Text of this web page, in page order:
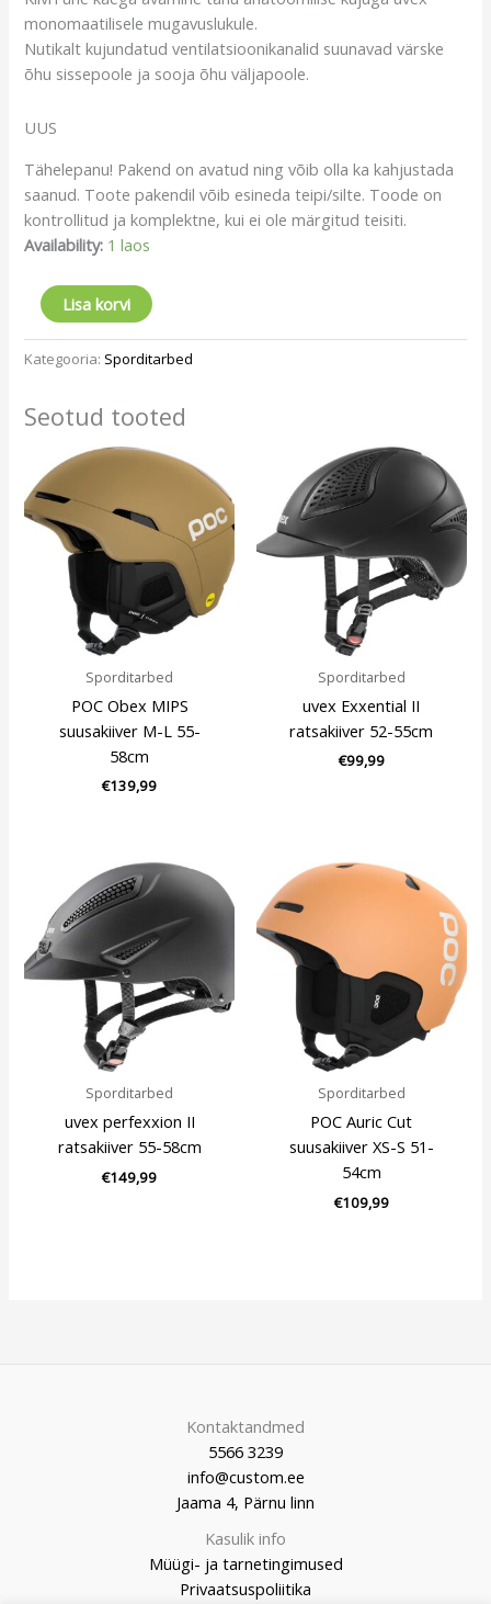
monomaatilisele mugavuslukule.
Nutikalt kujundatud ventilatsioonikanalid suunavad värske
õhu sissepoole ja sooja õhu väljapoole.
UUS
Tähelepanu! Pakend on avatud ning võib olla ka kahjustada
saanud. Toote pakendil võib esineda teipi/silte. Toode on
kontrollitud ja komplektne, kui ei ole märgitud teisiti.
Availability: 1 laos
Lisa korvi
Kategooria: Sporditarbed
Seotud tooted
Sporditarbed
POC Obex MIPS
suusakiiver M-L 55-
58cm
€139,99
Sporditarbed
uvex Exxential II
ratsakiiver 52-55cm
€99,99
Sporditarbed
uvex perfexxion II
ratsakiiver 55-58cm
€149,99
Sporditarbed
POC Auric Cut
suusakiiver XS-S 51-
54cm
€109,99
Kontaktandmed
5566 3239
info@custom.ee
Jaama 4, Pärnu linn
Kasulik info
Müügi- ja tarnetingimused
Privaatsuspoliitika